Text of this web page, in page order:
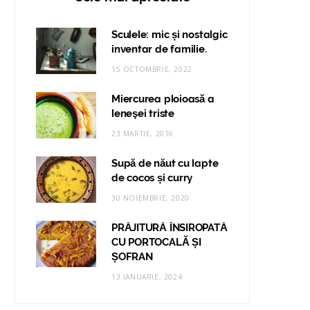
Sculele: mic și nostalgic
inventar de familie.
15 OCTOMBRIE, 2022
Miercurea ploioasă a
leneşei triste
23 MARTIE, 2016
Supă de năut cu lapte
de cocos și curry
30 NOIEMBRIE, 2020
PRĂJITURĂ ÎNSIROPATĂ
CU PORTOCALĂ ȘI
ȘOFRAN
13 IANUARIE, 2024